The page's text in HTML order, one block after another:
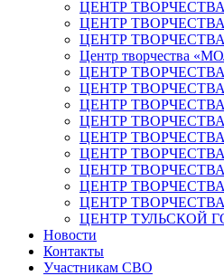
ЦЕНТР
ЦЕНТР
ЦЕНТР
Центр творчества
ЦЕНТР
ЦЕНТР
ЦЕНТР
ЦЕНТР
ЦЕНТР
ЦЕНТР
ЦЕНТР
ЦЕНТР
ЦЕНТР
ЦЕНТР ТУЛЬСКОЙ
Новости
Контакты
Участникам СВО